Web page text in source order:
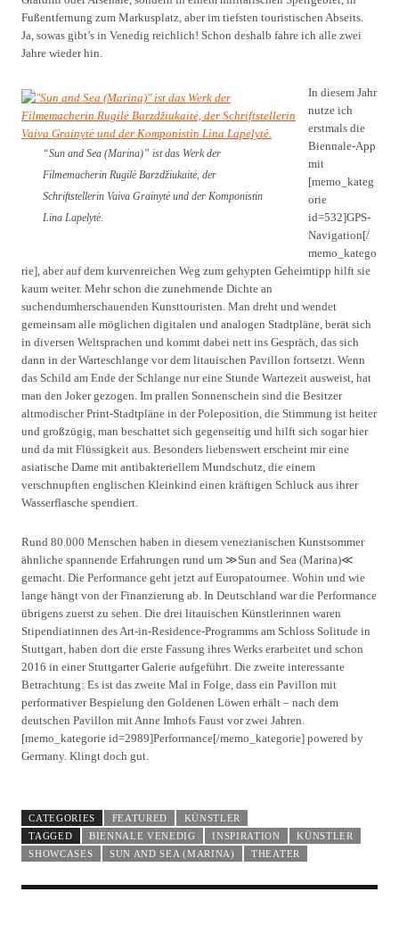
Fußentfernung zum Markusplatz, aber im tiefsten touristischen Abseits.
Ja, sowas gibt’s in Venedig reichlich! Schon deshalb fahre ich alle zwei
Jahre wieder hin.
“Sun and Sea (Marina)” ist das Werk der
Filmemacherin Rugilė Barzdžiukaitė, der
Schriftstellerin Vaiva Grainytė und der Komponistin
Lina Lapelytė.
In diesem Jahr
nutze ich
erstmals die
Biennale-App
mit
[memo_kateg
orie
id=532]GPS-
Navigation[/
memo_katego
rie], aber auf dem kurvenreichen Weg zum gehypten Geheimtipp hilft sie
kaum weiter. Mehr schon die zunehmende Dichte an
suchendumherschauenden Kunsttouristen. Man dreht und wendet
gemeinsam alle möglichen digitalen und analogen Stadtpläne, berät sich
in diversen Weltsprachen und kommt dabei nett ins Gespräch, das sich
dann in der Warteschlange vor dem litauischen Pavillon fortsetzt. Wenn
das Schild am Ende der Schlange nur eine Stunde Wartezeit ausweist, hat
man den Joker gezogen. Im prallen Sonnenschein sind die Besitzer
altmodischer Print-Stadtpläne in der Poleposition, die Stimmung ist heiter
und großzügig, man beschattet sich gegenseitig und hilft sich sogar hier
und da mit Flüssigkeit aus. Besonders liebenswert erscheint mir eine
asiatische Dame mit antibakteriellem Mundschutz, die einem
verschnupften englischen Kleinkind einen kräftigen Schluck aus ihrer
Wasserflasche spendiert.
Rund 80.000 Menschen haben in diesem venezianischen Kunstsommer
ähnliche spannende Erfahrungen rund um ≫Sun and Sea (Marina)≪
gemacht. Die Performance geht jetzt auf Europatournee. Wohin und wie
lange hängt von der Finanzierung ab. In Deutschland war die Performance
übrigens zuerst zu sehen. Die drei litauischen Künstlerinnen waren
Stipendiatinnen des Art-in-Residence-Programms am Schloss Solitude in
Stuttgart, haben dort die erste Fassung ihres Werks erarbeitet und schon
2016 in einer Stuttgarter Galerie aufgeführt. Die zweite interessante
Betrachtung: Es ist das zweite Mal in Folge, dass ein Pavillon mit
performativer Bespielung den Goldenen Löwen erhält – nach dem
deutschen Pavillon mit Anne Imhofs Faust vor zwei Jahren.
[memo_kategorie id=2989]Performance[/memo_kategorie] powered by
Germany. Klingt doch gut.
CATEGORIES FEATURED
KÜNSTLER
TAGGED
BIENNALE VENEDIG INSPIRATION
KÜNSTLER
SHOWCASES
SUN AND SEA (MARINA) THEATER